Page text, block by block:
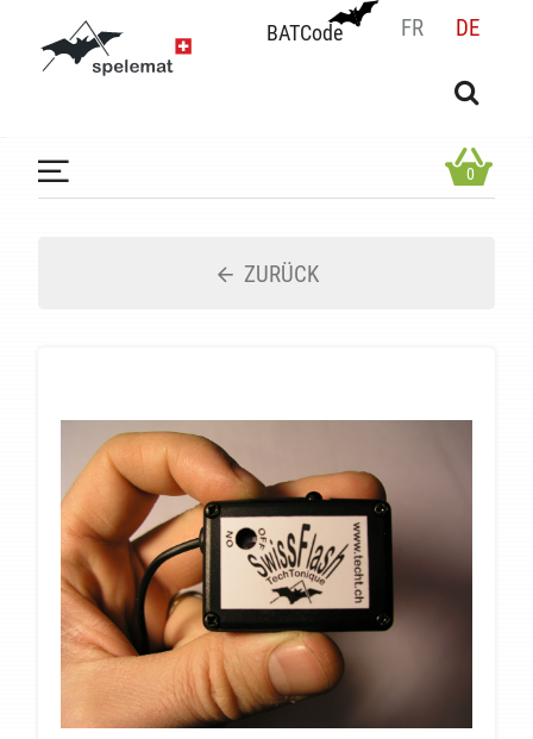
BATCode FR DE
BATCode
OK
0
ZURÜCK